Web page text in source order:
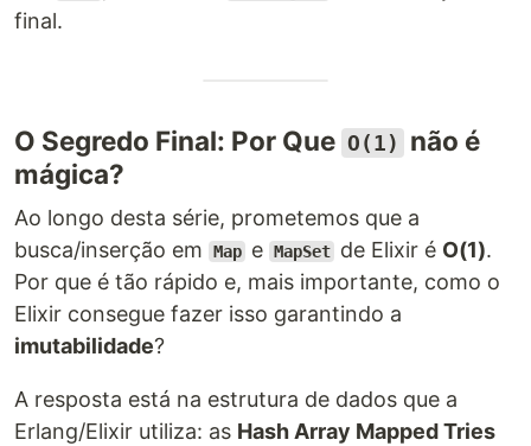
final.
O Segredo Final: Por Que O(1)
não é
mágica?
Ao longo desta série, prometemos que a
busca/inserção em
Map e MapSet de Elixir é O(1).
Por que é tão rápido e, mais importante, como o
Elixir consegue fazer isso garantindo a
imutabilidade?
A resposta está na estrutura de dados que a
Erlang/Elixir utiliza: as Hash Array Mapped Tries